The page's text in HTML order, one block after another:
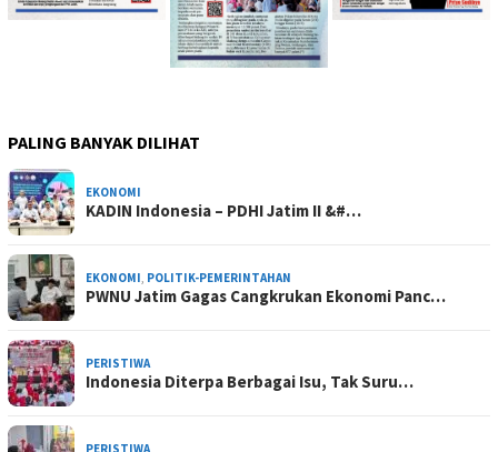
PALING BANYAK DILIHAT
EKONOMI
KADIN Indonesia – PDHI Jatim II &#…
EKONOMI, POLITIK-PEMERINTAHAN
PWNU Jatim Gagas Cangkrukan Ekonomi Panc…
PERISTIWA
Indonesia Diterpa Berbagai Isu, Tak Suru…